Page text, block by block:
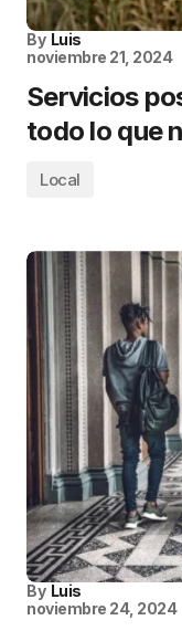
By Luis
noviembre 21, 2024
Servicios
todo lo que
Local
By Luis
noviembre 24, 2024